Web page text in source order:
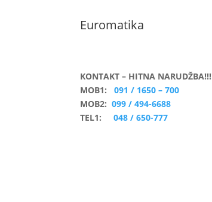
Euromatika
KONTAKT – HITNA NARUDŽBA!!!
MOB1:091 / 1650 – 700
MOB2:099 / 494-6688
TEL1:048 / 650-777